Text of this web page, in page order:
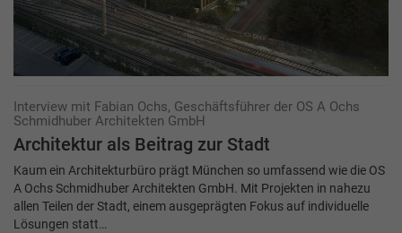
Interview mit Fabian Ochs, Geschäftsführer der OS A Ochs
Schmidhuber Architekten GmbH
Architektur als Beitrag zur Stadt
Kaum ein Architekturbüro prägt München so umfassend wie die OS
A Ochs Schmidhuber Architekten GmbH. Mit Projekten in nahezu
allen Teilen der Stadt, einem ausgeprägten Fokus auf individuelle
Lösungen statt…